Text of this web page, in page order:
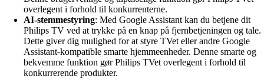
overlegent i forhold til konkurrenterne.
AI-stemmestyring: Med Google Assistant kan du betjene dit
Philips TV ved at trykke på en knap på fjernbetjeningen og tale.
Dette giver dig mulighed for at styre TVet eller andre Google
Assistant-kompatible smarte hjemmeenheder. Denne smarte og
bekvemme funktion gør Philips TVet overlegent i forhold til
konkurrerende produkter.